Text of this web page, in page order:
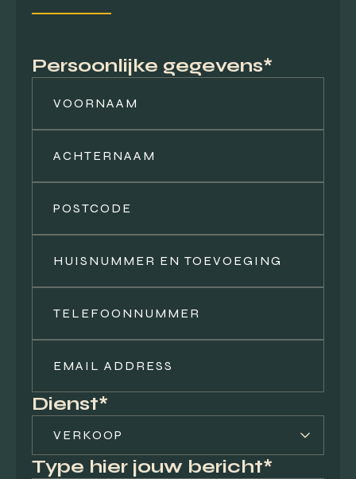
Persoonlijke gegevens*
Dienst*
Type hier jouw bericht*